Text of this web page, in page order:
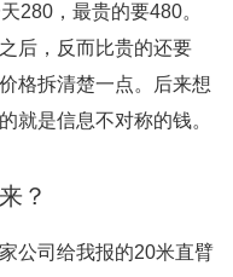
280，最贵的要480。
后，反而比贵的还要
格拆清楚一点。后来想
就是信息不对称的钱。
？
公司给我报的20米直臂